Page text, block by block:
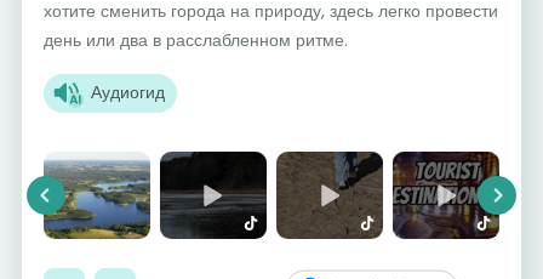
хотите сменить города на природу, здесь легко провести
день или два в расслабленном ритме.
Аудиогид
Previous Next